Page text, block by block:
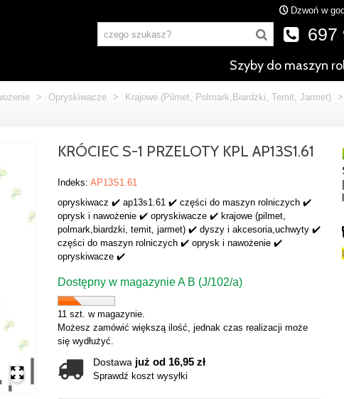
Dzwoń w
697
Szyby do maszyn
> Opryskiwacze > Krajowe (Pilmet, Polmark,Biardzki, Temit, Jarmet) >
KRÓCIEC S-1 PRZELOTY KPL AP13S1.61
Indeks: AP13S1.61
opryskiwacz ✔️ ap13s1.61 ✔️ części do maszyn rolniczych ✔️
oprysk i nawożenie ✔️ opryskiwacze ✔️ krajowe (pilmet,
polmark,biardzki, temit, jarmet) ✔️ dyszy i akcesoria,uchwyty ✔️
części do maszyn rolniczych ✔️ oprysk i nawożenie ✔️
opryskiwacze ✔️
Dostępny w magazynie A B (J/102/a)
11 szt. w magazynie.
Możesz zamówić większą ilość, jednak czas realizacji może
się wydłużyć.
Dostawa już od 16,95 zł
Sprawdź koszt wysyłki